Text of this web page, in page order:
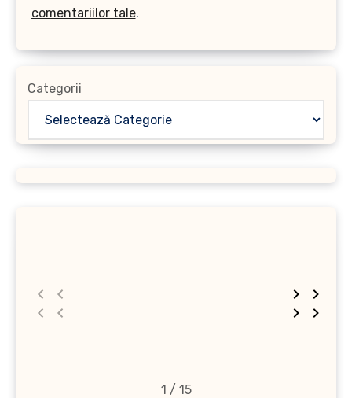
comentariilor tale.
Categorii
1 / 15